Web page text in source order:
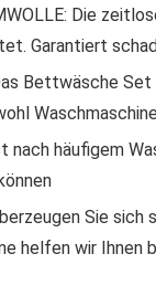
Die
Garantiert
Bettwäsche
nach häufigem
Sie
helfen wir Ihnen